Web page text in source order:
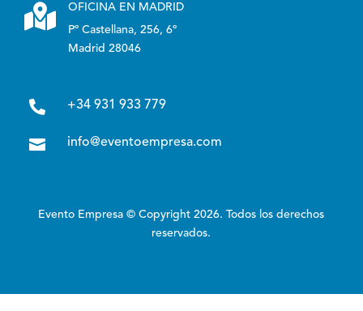

OFICINA EN MADRID
Pº Castellana, 256, 6º
Madrid 28046
 +34 931 933 779
 info@eventoempresa.com
Evento Empresa © Copyright 2026. Todos los derechos
reservados.